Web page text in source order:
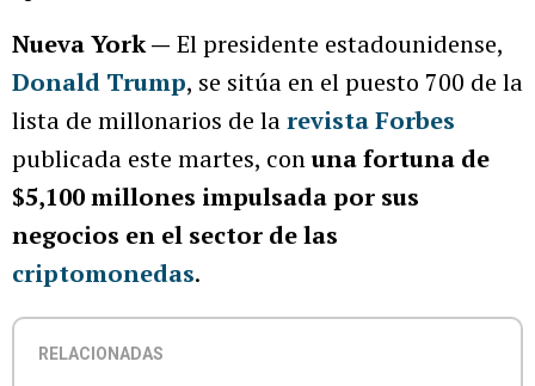
Nueva York — El presidente estadounidense,
Donald Trump, se sitúa en el puesto 700 de la
lista de millonarios de larevista Forbes
publicada este martes, conuna fortuna de
$5,100 millones impulsada por sus
negocios en el sector de las
criptomonedas.
RELACIONADAS